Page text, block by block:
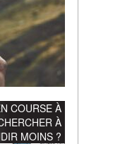
COURSE À
À
MOINS ?